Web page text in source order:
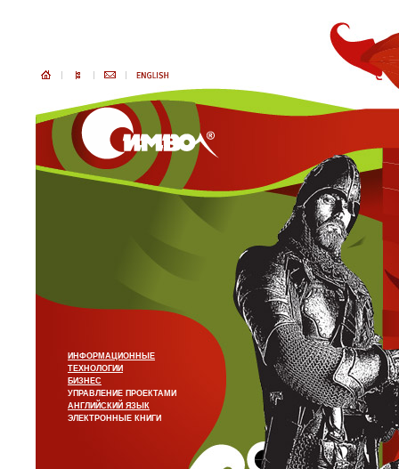
ИНФОРМАЦИОННЫЕ
ТЕХНОЛОГИИ
БИЗНЕС
УПРАВЛЕНИЕ ПРОЕКТАМИ
АНГЛИЙСКИЙ ЯЗЫК
ЭЛЕКТРОННЫЕ КНИГИ